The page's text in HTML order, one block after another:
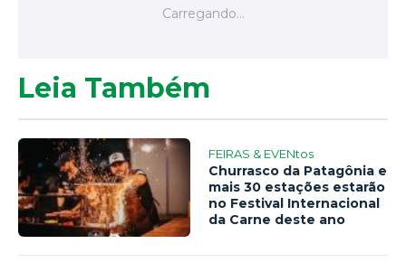
Leia Também
FEIRAS & EVENtos
Churrasco da Patagônia e
mais 30 estações estarão
no Festival Internacional
da Carne deste ano